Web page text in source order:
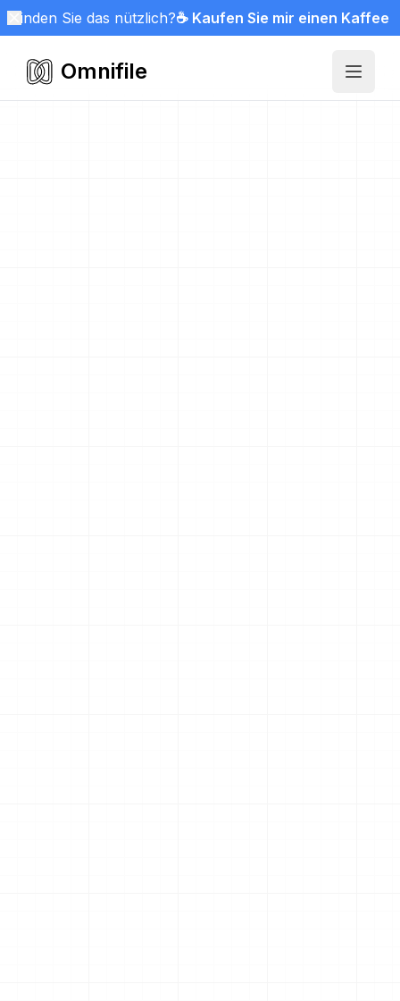
Finden Sie das nützlich?☕ Kaufen Sie mir einen Kaffee
Omnifile